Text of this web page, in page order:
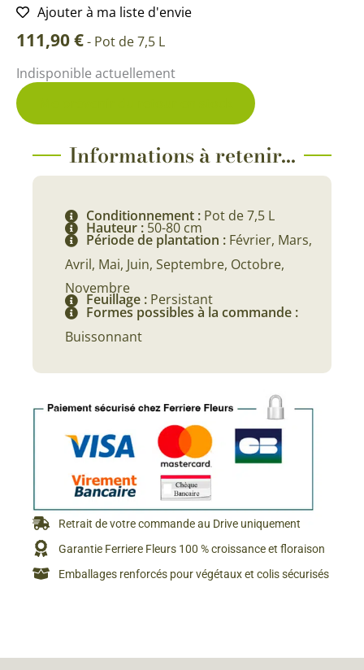
Ajouter à ma liste d'envie
111,90€- Pot de 7,5 L
Indisponible actuellement
Informations à retenir...
Conditionnement : Pot de 7,5 L
Hauteur : 50-80 cm
Période de plantation : Février, Mars,
Avril, Mai, Juin, Septembre, Octobre,
Novembre
Feuillage : Persistant
Formes possibles à la commande :
Buissonnant
Retrait de votre commande au Drive uniquement
Garantie Ferriere Fleurs 100 % croissance et floraison
Emballages renforcés pour végétaux et colis sécurisés